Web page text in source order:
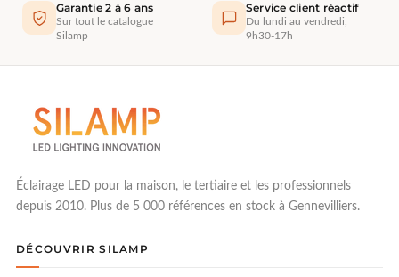
Garantie 2 à 6 ans
Sur tout le catalogue
Silamp
Service client réactif
Du lundi au vendredi,
9h30-17h
Éclairage LED pour la maison, le tertiaire et les professionnels
depuis 2010. Plus de 5 000 références en stock à Gennevilliers.
DÉCOUVRIR SILAMP